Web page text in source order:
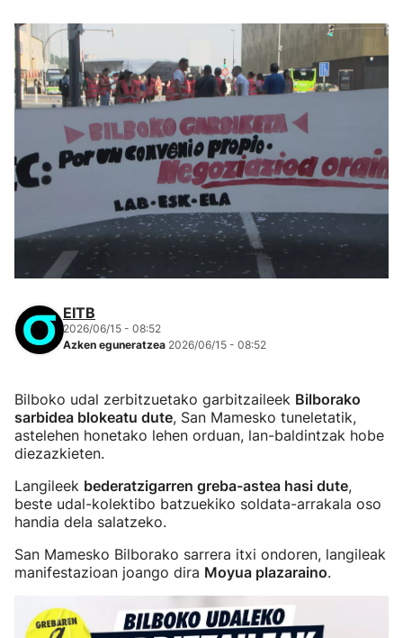
EITB
2026/06/15 - 08:52
Azken eguneratzea 2026/06/15 - 08:52
Bilboko udal zerbitzuetako garbitzaileek Bilborako
sarbidea blokeatu dute, San Mamesko tuneletatik,
astelehen honetako lehen orduan, lan-baldintzak hobe
diezazkieten.
Langileek bederatzigarren greba-astea hasi dute,
beste udal-kolektibo batzuekiko soldata-arrakala oso
handia dela salatzeko.
San Mamesko Bilborako sarrera itxi ondoren, langileak
manifestazioan joango dira Moyua plazaraino.